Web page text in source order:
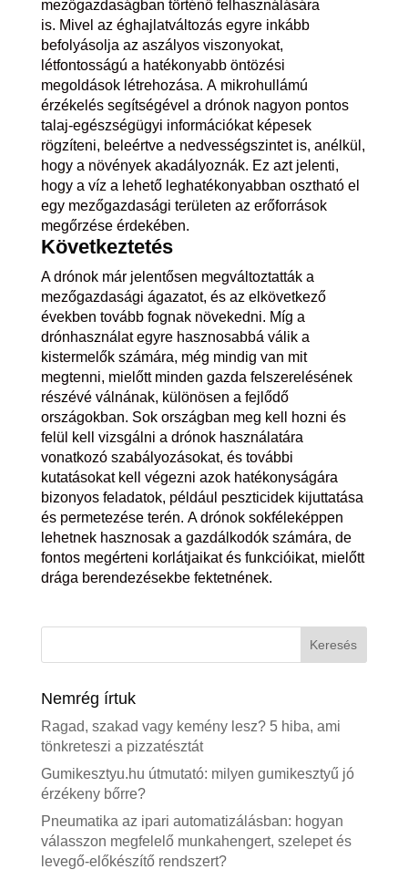
mezőgazdaságban történő felhasználására
is. Mivel az éghajlatváltozás egyre inkább
befolyásolja az aszályos viszonyokat,
létfontosságú a hatékonyabb öntözési
megoldások létrehozása. A mikrohullámú
érzékelés segítségével a drónok nagyon pontos
talaj-egészségügyi információkat képesek
rögzíteni, beleértve a nedvességszintet is, anélkül,
hogy a növények akadályoznák. Ez azt jelenti,
hogy a víz a lehető leghatékonyabban osztható el
egy mezőgazdasági területen az erőforrások
megőrzése érdekében.
Következtetés
A drónok már jelentősen megváltoztatták a
mezőgazdasági ágazatot, és az elkövetkező
években tovább fognak növekedni. Míg a
drónhasználat egyre hasznosabbá válik a
kistermelők számára, még mindig van mit
megtenni, mielőtt minden gazda felszerelésének
részévé válnának, különösen a fejlődő
országokban. Sok országban meg kell hozni és
felül kell vizsgálni a drónok használatára
vonatkozó szabályozásokat, és további
kutatásokat kell végezni azok hatékonyságára
bizonyos feladatok, például peszticidek kijuttatása
és permetezése terén. A drónok sokféleképpen
lehetnek hasznosak a gazdálkodók számára, de
fontos megérteni korlátjaikat és funkcióikat, mielőtt
drága berendezésekbe fektetnének.
Nemrég írtuk
Ragad, szakad vagy kemény lesz? 5 hiba, ami
tönkreteszi a pizzatésztát
Gumikesztyu.hu útmutató: milyen gumikesztyű jó
érzékeny bőrre?
Pneumatika az ipari automatizálásban: hogyan
válasszon megfelelő munkahengert, szelepet és
levegő-előkészítő rendszert?